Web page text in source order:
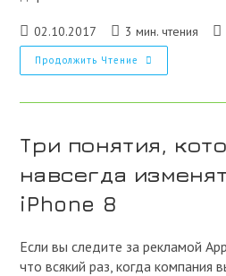
Запись
опубликована:
02.10.2017
Время
чтения:
3 мин. чтения
Продолжить Чтение Рейтинг
Китайских
Которые
8?
Три понятия,
навсегда
iPhone 8
Если вы следите за рекламой
что всякий раз, когда компания